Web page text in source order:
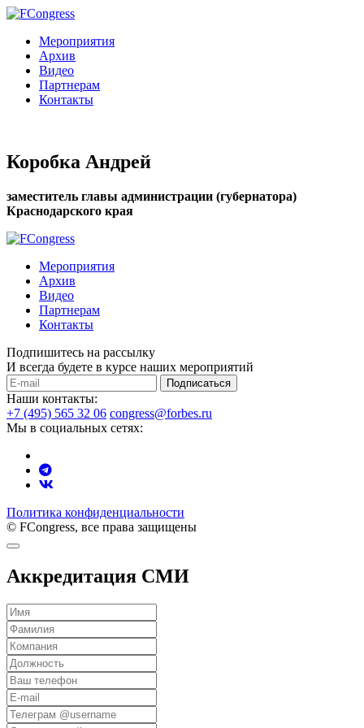
Мероприятия
Архив
Видео
Партнерам
Контакты
Коробка Андрей
заместитель главы администрации (губернатора)
Краснодарского края
Мероприятия
Архив
Видео
Партнерам
Контакты
Подпишитесь на рассылку
И всегда будете в курсе наших мероприятий
Подписаться
Наши контакты:
+7 (495) 565 32 06 congress@forbes.ru
Мы в социальных сетях:
Политика конфиденциальности
© FCongress, все права защищены
Аккредитация СМИ